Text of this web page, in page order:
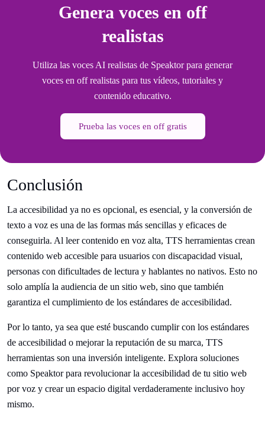
Genera voces en off
realistas
Utiliza las voces AI realistas de Speaktor para generar
voces en off realistas para tus vídeos, tutoriales y
contenido educativo.
Prueba las voces en off gratis
Conclusión
La accesibilidad ya no es opcional, es esencial, y la conversión de
texto a voz es una de las formas más sencillas y eficaces de
conseguirla. Al leer contenido en voz alta, TTS herramientas crean
contenido web accesible para usuarios con discapacidad visual,
personas con dificultades de lectura y hablantes no nativos. Esto no
solo amplía la audiencia de un sitio web, sino que también
garantiza el cumplimiento de los estándares de accesibilidad.
Por lo tanto, ya sea que esté buscando cumplir con los estándares
de accesibilidad o mejorar la reputación de su marca, TTS
herramientas son una inversión inteligente. Explora soluciones
como Speaktor para revolucionar la accesibilidad de tu sitio web
por voz y crear un espacio digital verdaderamente inclusivo hoy
mismo.